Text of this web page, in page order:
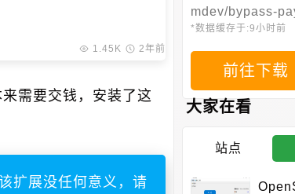
1.45K 2年前
需要交钱，安装了这
扩展没任何意义，请
mdev/bypass-
*数据缓存于:9小时前
前往下载
大家在看
站点